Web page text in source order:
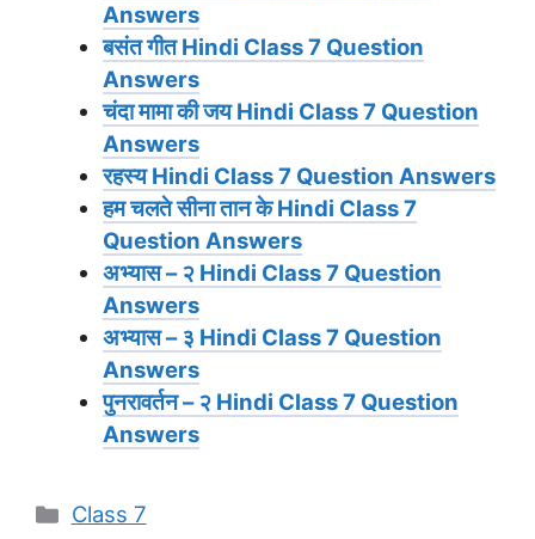
Answers
बसंत गीत Hindi Class 7 Question
Answers
चंदा मामा की जय Hindi Class 7 Question
Answers
रहस्‍य Hindi Class 7 Question Answers
हम चलते सीना तान के Hindi Class 7
Question Answers
अभ्‍यास – २ Hindi Class 7 Question
Answers
अभ्‍यास – ३ Hindi Class 7 Question
Answers
पुनरावर्तन – २ Hindi Class 7 Question
Answers
Categories
Class 7